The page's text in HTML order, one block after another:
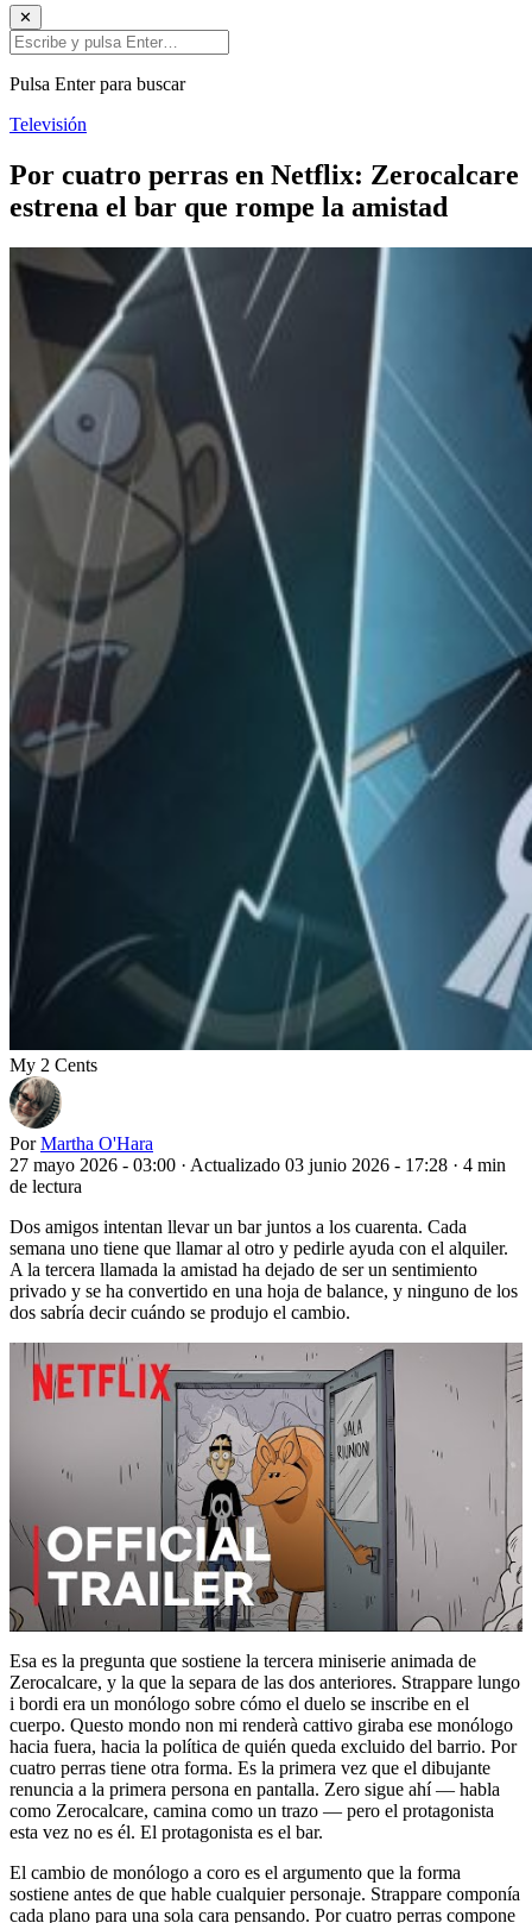
✕
Pulsa Enter para buscar
Televisión
Por cuatro perras en Netflix: Zerocalcare
estrena el bar que rompe la amistad
My 2 Cents
Por Martha O'Hara
27 mayo 2026 - 03:00 · Actualizado 03 junio 2026 - 17:28 · 4 min
de lectura
Dos amigos intentan llevar un bar juntos a los cuarenta. Cada
semana uno tiene que llamar al otro y pedirle ayuda con el alquiler.
A la tercera llamada la amistad ha dejado de ser un sentimiento
privado y se ha convertido en una hoja de balance, y ninguno de los
dos sabría decir cuándo se produjo el cambio.
Esa es la pregunta que sostiene la tercera miniserie animada de
Zerocalcare, y la que la separa de las dos anteriores. Strappare lungo
i bordi era un monólogo sobre cómo el duelo se inscribe en el
cuerpo. Questo mondo non mi renderà cattivo giraba ese monólogo
hacia fuera, hacia la política de quién queda excluido del barrio. Por
cuatro perras tiene otra forma. Es la primera vez que el dibujante
renuncia a la primera persona en pantalla. Zero sigue ahí — habla
como Zerocalcare, camina como un trazo — pero el protagonista
esta vez no es él. El protagonista es el bar.
El cambio de monólogo a coro es el argumento que la forma
sostiene antes de que hable cualquier personaje. Strappare componía
cada plano para una sola cara pensando. Por cuatro perras compone